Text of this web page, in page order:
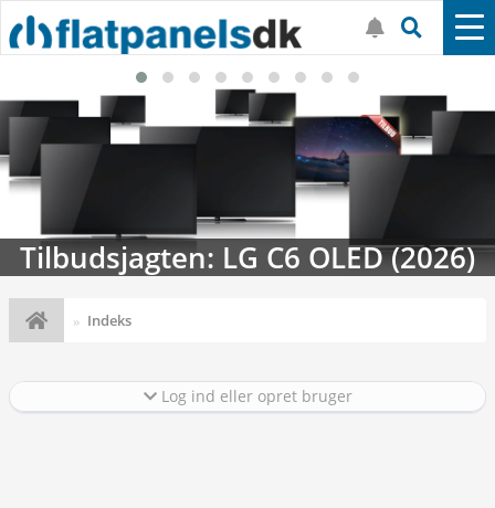
Tilbudsjagten: LG C6 OLED (2026)
Indeks
Log ind eller opret bruger